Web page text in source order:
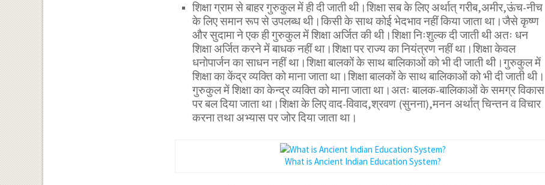
शिक्षा ग्राम से बाहर गुरुकुल में ही दी जाती थी।शिक्षा सब के लिए अर्थात् गरीब,अमीर,ऊंच-नीच
के लिए समान रूप से उपलब्ध थी।किसी के साथ कोई भेदभाव नहीं किया जाता था।जैसे कृष्ण
और सुदामा ने एक ही गुरुकुल में शिक्षा अर्जित की थी।शिक्षा निःशुल्क दी जाती थी अतः धन
शिक्षा अर्जित करने में बाधक नहीं था।शिक्षा पर राज्य का नियंत्रण नहीं था।शिक्षा केवल
धनोपार्जन का साधन नहीं था।शिक्षा बालकों के साथ बालिकाओं को भी दी जाती थी।गुरुकुल में
शिक्षा का केंद्र व्यक्ति को माना जाता था।शिक्षा बालकों के साथ बालिकाओं को भी दी जाती थी।
गुरुकुल में शिक्षा का केन्द्र व्यक्ति को माना जाता था।अतः बालक-बालिकाओं के समग्र विकास
पर बल दिया जाता था।शिक्षा के लिए वाद-विवाद,श्रवण (सुनना),मनन अर्थात् चिन्तन व विचार
करना तथा अभ्यास पर जोर दिया जाता था।
What is Ancient Indian Education System?